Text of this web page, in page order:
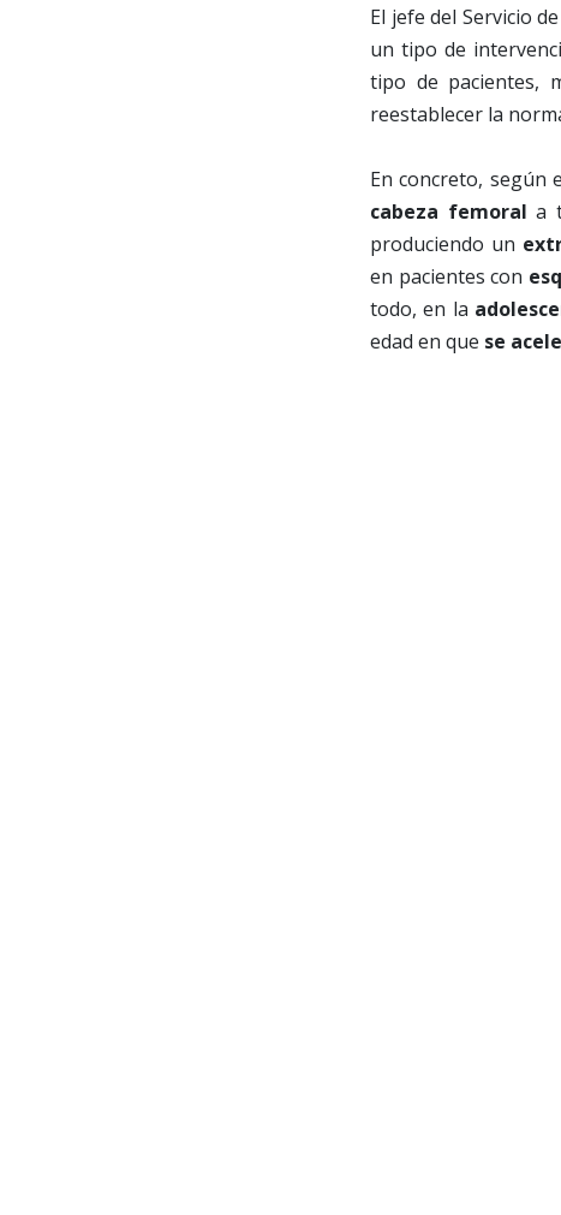
El jefe del Servicio
un tipo de
tipo de pacientes,
reestablecer la
En concreto, según
cabeza femoral a
produciendo un
en pacientes con
todo, en la
edad en que se